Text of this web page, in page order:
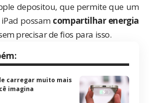
depositou, que permite que um
possam compartilhar energia
precisar de fios para isso.
carregar muito mais
imagina